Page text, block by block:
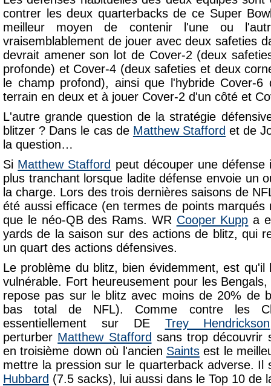
contrer les deux quarterbacks de ce Super
meilleur moyen de contenir l'une ou
vraisemblablement de jouer avec deux safeties
devrait amener son lot de Cover-2 (deux
profonde) et Cover-4 (deux safeties et deux
le champ profond), ainsi que l'hybride Cover-
terrain en deux et à jouer Cover-2 d'un côté et
L'autre grande question de la stratégie
blitzer ? Dans le cas de Matthew Stafford et de
la question…
Si Matthew Stafford peut découper une défense
plus tranchant lorsque ladite défense envoie un
la charge. Lors des trois dernières saisons de
été aussi efficace (en termes de points
que le néo-QB des Rams. WR Cooper Kupp a
yards de la saison sur des actions de blitz, qui
un quart des actions défensives.
Le problème du blitz, bien évidemment, est qu'il
vulnérable. Fort heureusement pour les
repose pas sur le blitz avec moins de 20% de
bas total de NFL). Comme contre les
essentiellement sur DE Trey Hendrickson
perturber Matthew Stafford sans trop découvrir
en troisième down où l'ancien Saintsest le
mettre la pression sur le quarterback adverse.
Hubbard (7.5 sacks), lui aussi dans le Top 10 de